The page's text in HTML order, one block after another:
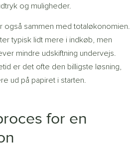
og muligheder.
også sammen med totaløkonomien.
typisk lidt mere i indkøb, men
mindre udskiftning undervejs.
er det ofte den billigste løsning,
ud på papiret i starten.
for en